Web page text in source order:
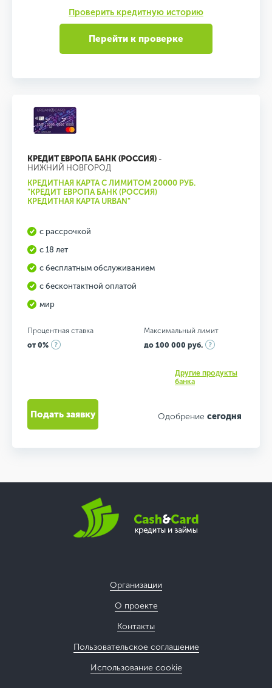
Проверить кредитную историю
Перейти к проверке
КРЕДИТ ЕВРОПА БАНК (РОССИЯ) -
НИЖНИЙ НОВГОРОД
КРЕДИТНАЯ КАРТА С ЛИМИТОМ 20000 РУБ.
"КРЕДИТ ЕВРОПА БАНК (РОССИЯ)
КРЕДИТНАЯ КАРТА URBAN"
с рассрочкой
с 18 лет
с бесплатным обслуживанием
с бесконтактной оплатой
мир
Процентная ставка
от 0%
Максимальный лимит
до 100 000 руб.
Другие продукты
банка
Одобрение сегодня
Подать заявку
Организации
О проекте
Контакты
Пользовательское соглашение
Использование cookie